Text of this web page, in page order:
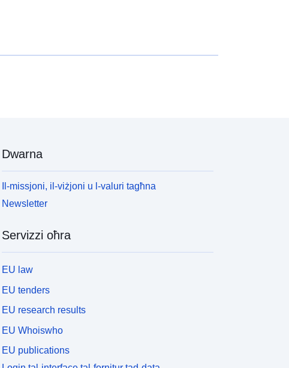
Dwarna
Il-missjoni, il-viżjoni u l-valuri tagħna
Newsletter
Servizzi oħra
EU law
EU tenders
EU research results
EU Whoiswho
EU publications